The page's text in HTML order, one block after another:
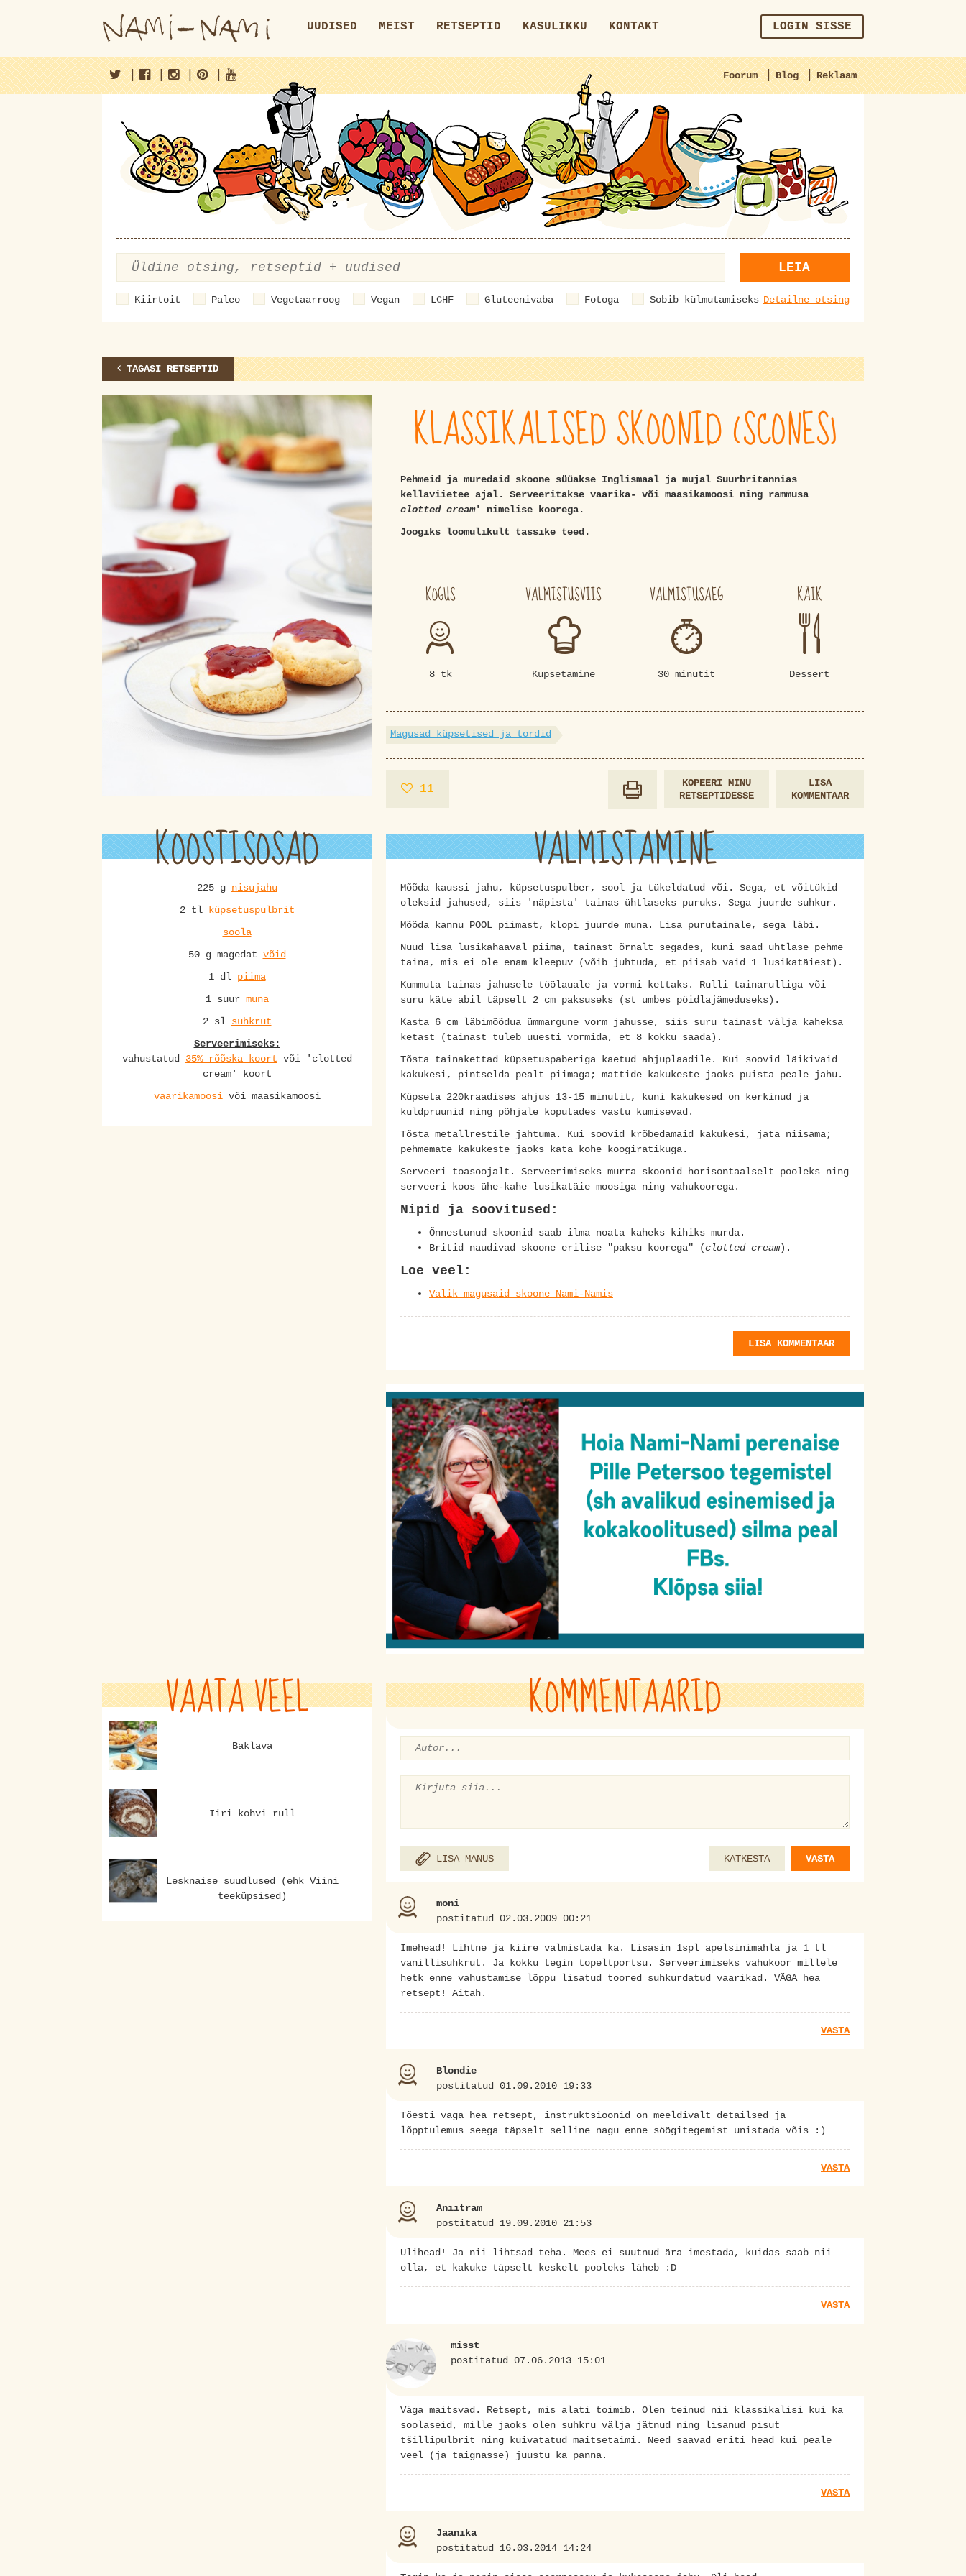
UUDISED MEIST RETSEPTID KASULIKKU KONTAKT LOGIN SISSE
Foorum | Blog | Reklaam
| | | |
LEIA
Kiirtoit Paleo Vegetaarroog Vegan LCHF Gluteenivaba Fotoga Sobib külmutamiseks Detailne otsing
TAGASI RETSEPTID
KLASSIKALISED SKOONID (SCONES)
Pehmeid ja muredaid skoone süüakse Inglismaal ja mujal Suurbritannias
kellaviietee ajal. Serveeritakse vaarika- või maasikamoosi ning rammusa
clotted cream' nimelise koorega.
Joogiks loomulikult tassike teed.
KOGUS
8 tk
VALMISTUSVIIS
Küpsetamine
VALMISTUSAEG
30 minutit
KÄIK
Dessert
Magusad küpsetised ja tordid
11
LISA
KOMMENTAAR
KOPEERI MINU
RETSEPTIDESSE
KOOSTISOSAD
225 g nisujahu
2 tl küpsetuspulbrit
soola
50 g magedat võid
1 dl piima
1 suur muna
2 sl suhkrut
Serveerimiseks:
vahustatud 35% rõõska koort või 'clotted
cream' koort
vaarikamoosivõi maasikamoosi
VALMISTAMINE
Mõõda kaussi jahu, küpsetuspulber, sool ja tükeldatud või. Sega, et võitükid
oleksid jahused, siis 'näpista' tainas ühtlaseks puruks. Sega juurde suhkur.
Mõõda kannu POOL piimast, klopi juurde muna. Lisa purutainale, sega läbi.
Nüüd lisa lusikahaaval piima, tainast õrnalt segades, kuni saad ühtlase pehme
taina, mis ei ole enam kleepuv (võib juhtuda, et piisab vaid 1 lusikatäiest).
Kummuta tainas jahusele töölauale ja vormi kettaks. Rulli tainarulliga või
suru käte abil täpselt 2 cm paksuseks (st umbes pöidlajämeduseks).
Kasta 6 cm läbimõõdua ümmargune vorm jahusse, siis suru tainast välja kaheksa
ketast (tainast tuleb uuesti vormida, et 8 kokku saada).
Tõsta tainakettad küpsetuspaberiga kaetud ahjuplaadile. Kui soovid läikivaid
kakukesi, pintselda pealt piimaga; mattide kakukeste jaoks puista peale jahu.
Küpseta 220kraadises ahjus 13-15 minutit, kuni kakukesed on kerkinud ja
kuldpruunid ning põhjale koputades vastu kumisevad.
Tõsta metallrestile jahtuma. Kui soovid krõbedamaid kakukesi, jäta niisama;
pehmemate kakukeste jaoks kata kohe köögirätikuga.
Serveeri toasoojalt. Serveerimiseks murra skoonid horisontaalselt pooleks ning
serveeri koos ühe-kahe lusikatäie moosiga ning vahukoorega.
Nipid ja soovitused:
Õnnestunud skoonid saab ilma noata kaheks kihiks murda.
Britid naudivad skoone erilise "paksu koorega" (clotted cream).
Loe veel:
Valik magusaid skoone Nami-Namis
LISA KOMMENTAAR
KOMMENTAARID
LISA MANUS KATKESTA VASTA
moni
postitatud 02.03.2009 00:21
Imehead! Lihtne ja kiire valmistada ka. Lisasin 1spl apelsinimahla ja 1 tl
vanillisuhkrut. Ja kokku tegin topeltportsu. Serveerimiseks vahukoor millele
hetk enne vahustamise lõppu lisatud toored suhkurdatud vaarikad. VÄGA hea
retsept! Aitäh.
VASTA
Blondie
postitatud 01.09.2010 19:33
Tõesti väga hea retsept, instruktsioonid on meeldivalt detailsed ja
lõpptulemus seega täpselt selline nagu enne söögitegemist unistada võis :)
VASTA
Aniitram
postitatud 19.09.2010 21:53
Ülihead! Ja nii lihtsad teha. Mees ei suutnud ära imestada, kuidas saab nii
olla, et kakuke täpselt keskelt pooleks läheb :D
VASTA
misst
postitatud 07.06.2013 15:01
Väga maitsvad. Retsept, mis alati toimib. Olen teinud nii klassikalisi kui ka
soolaseid, mille jaoks olen suhkru välja jätnud ning lisanud pisut
tšillipulbrit ning kuivatatud maitsetaimi. Need saavad eriti head kui peale
veel (ja taignasse) juustu ka panna.
VASTA
Jaanika
postitatud 16.03.2014 14:24
VAATA VEEL
Baklava
Iiri kohvi rull
Lesknaise suudlused (ehk Viini
teeküpsised)